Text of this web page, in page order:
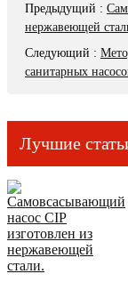
Предыдущий :
нержавеющей
Следующий :
санитарных
Лучшие